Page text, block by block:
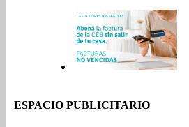
ESPACIO PUBLICITARIO